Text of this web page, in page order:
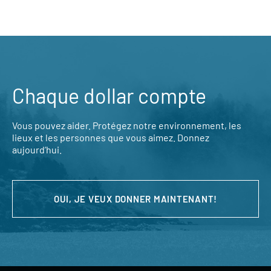
Chaque dollar compte
Vous pouvez aider. Protégez notre environnement, les
lieux et les personnes que vous aimez. Donnez
aujourd’hui.
OUI, JE VEUX DONNER MAINTENANT!